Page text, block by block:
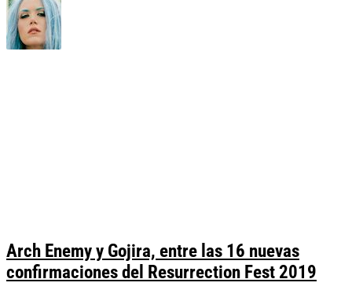
Arch Enemy y Gojira, entre las 16 nuevas
confirmaciones del Resurrection Fest 2019